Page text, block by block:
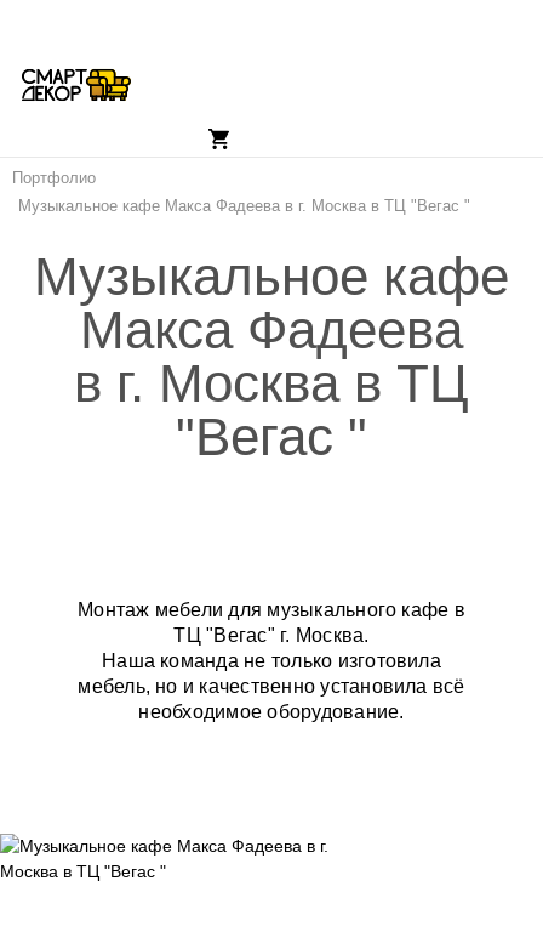
Портфолио
Музыкальное кафе Макса Фадеева в г. Москва в ТЦ "Вегас "
Музыкальное кафе
Макса Фадеева
в г. Москва в ТЦ
"Вегас "
Монтаж мебели для музыкального кафе в
ТЦ "Вегас" г. Москва.
Наша команда не только изготовила
мебель, но и качественно установила всё
необходимое оборудование.